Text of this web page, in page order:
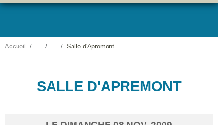
Accueil Salle d'Apremont
SALLE D'APREMONT